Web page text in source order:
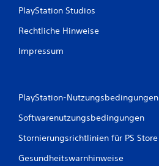
e
T
e
-
f
f
PlayStation Studios
Rechtliche Hinweise
Impressum
PlayStation-Nutzungsbedingungen
Softwarenutzungsbedingungen
Stornierungsrichtlinien für PS Store
Gesundheitswarnhinweise